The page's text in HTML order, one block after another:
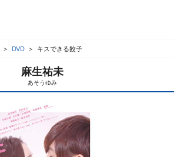
DVD キスできる餃子
麻生祐未
あそうゆみ